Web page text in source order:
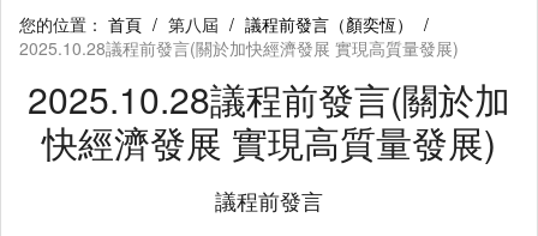
您的位置： 首頁 / 第八屆 / 議程前發言（顏奕恆）
/
2025.10.28議程前發言(關於加快經濟發展 實現高質量發展)
2025.10.28議程前發言(關於加
快經濟發展 實現高質量發展)
議程前發言